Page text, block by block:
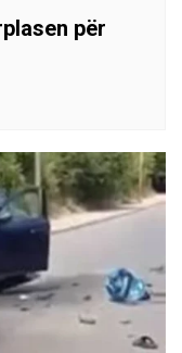
për